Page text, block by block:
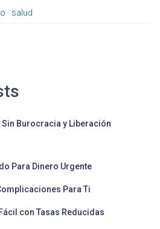
salud
Burocracia y Liberación
Para Dinero Urgente
Para Ti
con Tasas Reducidas